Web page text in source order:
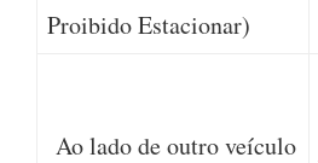
Proibido Estacionar)
Ao lado de outro veículo